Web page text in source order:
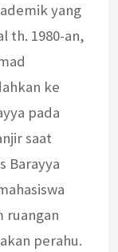
yang
th. 1980-an,
ke
pada
saat
Barayya
ruangan
perahu.